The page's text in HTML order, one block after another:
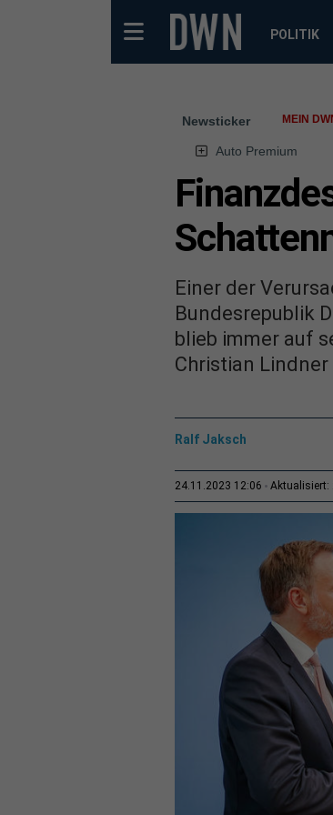
POLITIK
Newsticker MEIN
Auto Premium
Einer der
Bundesrepublik
blieb immer auf
Christian
Ralf Jaksch
24.11.2023 12:06 Aktualisiert: